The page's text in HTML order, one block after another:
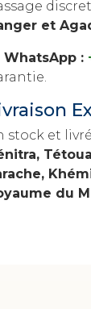
et
WhatsApp :
stock et
du